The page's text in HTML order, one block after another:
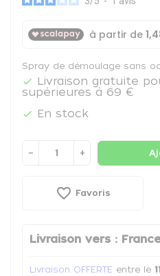
Spray de démoulage sans

Livraison gratuite
supérieures à 69 €
 En stock
− +
favorite_border Favoris
Livraison vers :
Livraison OFFERTE entre le